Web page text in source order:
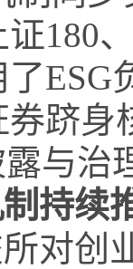
180
ESG
跻身
与治
持续
对创